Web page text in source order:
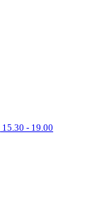
15.30 - 19.00